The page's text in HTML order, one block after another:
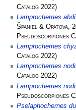
Catalog 2022)
Lamprochernes
Španiel & Opatova,
Pseudoscorpiones
Lamprochernes
Catalog 2022)
Lamprochernes
Catalog 2022)
Lamprochernes
Pseudoscorpiones
Pselaphochernes